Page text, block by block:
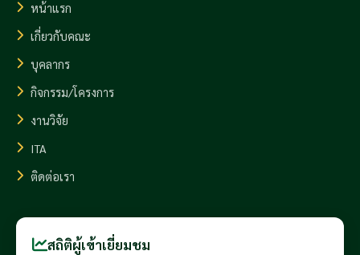
หน้าแรก
เกี่ยวกับคณะ
บุคลากร
กิจกรรม/โครงการ
งานวิจัย
ITA
ติดต่อเรา
สถิติผู้เข้าเยี่ยมชม